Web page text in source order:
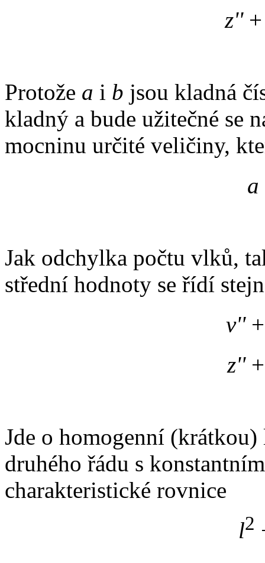
z'' +
Protože a i b jsou kladná
kladný a bude užitečné se
mocninu určité veličiny,
Jak odchylka počtu vlků,
střední hodnoty se řídí
v''
z''
Jde o homogenní
druhého řádu s
charakteristické rovnice
l2